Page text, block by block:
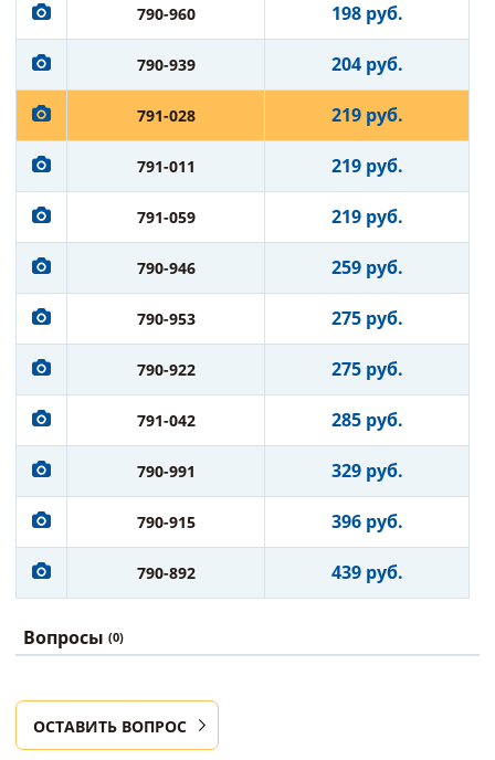
790-960 198 руб.
790-939 204 руб.
791-028 219 руб.
791-011 219 руб.
791-059 219 руб.
790-946 259 руб.
790-953 275 руб.
790-922 275 руб.
791-042 285 руб.
790-991 329 руб.
790-915 396 руб.
790-892 439 руб.
Вопросы (0)
ОСТАВИТЬ ВОПРОС